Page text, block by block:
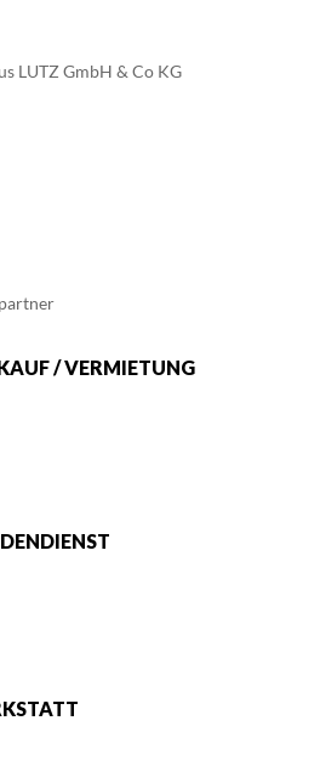
LUTZ GmbH & Co KG
/ VERMIETUNG